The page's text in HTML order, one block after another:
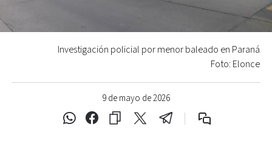
9 de mayo de 2026
Investigación policial por menor baleado en Paraná
Foto: Elonce